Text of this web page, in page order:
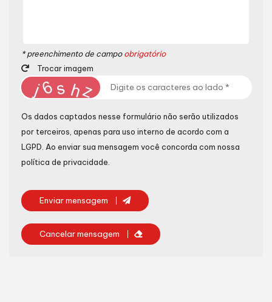
* preenchimento de campoobrigatório
Trocar imagem
Os dados captados nesse formulário não serão utilizados
por terceiros, apenas para uso interno de acordo com a
LGPD . Ao enviar sua mensagem você concorda com nossa
política de privacidade.
Enviar mensagem
Cancelar mensagem